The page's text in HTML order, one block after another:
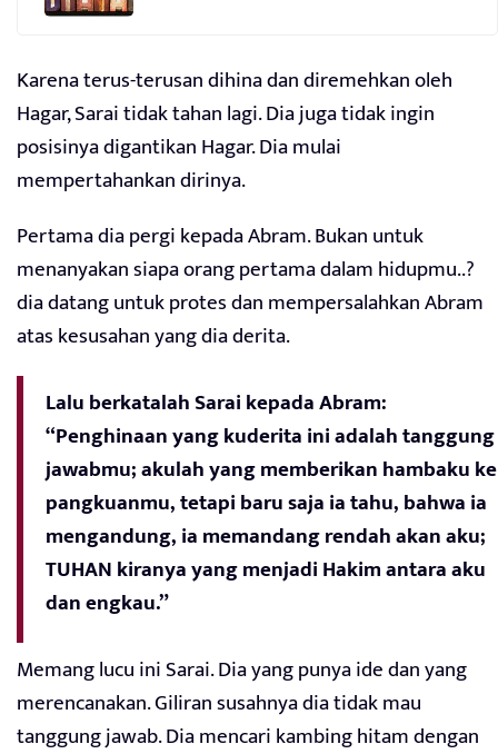
Karena terus-terusan dihina dan diremehkan oleh
Hagar, Sarai tidak tahan lagi. Dia juga tidak ingin
posisinya digantikan Hagar. Dia mulai
mempertahankan dirinya.
Pertama dia pergi kepada Abram. Bukan untuk
menanyakan siapa orang pertama dalam hidupmu..?
dia datang untuk protes dan mempersalahkan Abram
atas kesusahan yang dia derita.
Lalu berkatalah Sarai kepada Abram:
“Penghinaan yang kuderita ini adalah tanggung
jawabmu; akulah yang memberikan hambaku ke
pangkuanmu, tetapi baru saja ia tahu, bahwa ia
mengandung, ia memandang rendah akan aku;
TUHAN kiranya yang menjadi Hakim antara aku
dan engkau.”
Memang lucu ini Sarai. Dia yang punya ide dan yang
merencanakan. Giliran susahnya dia tidak mau
tanggung jawab. Dia mencari kambing hitam dengan